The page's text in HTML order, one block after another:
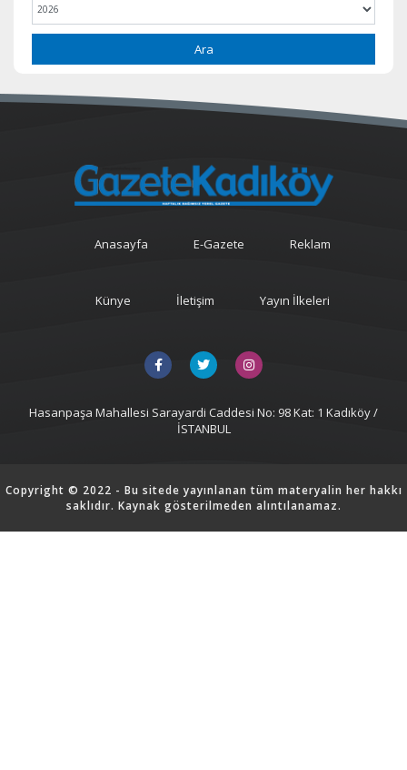
Ara
Anasayfa E-Gazete Reklam
Künye İletişim Yayın İlkeleri
Hasanpaşa Mahallesi Sarayardi Caddesi No: 98 Kat: 1 Kadıköy /
İSTANBUL
Copyright © 2022 - Bu sitede yayınlanan tüm materyalin her hakkı
saklıdır. Kaynak gösterilmeden alıntılanamaz.